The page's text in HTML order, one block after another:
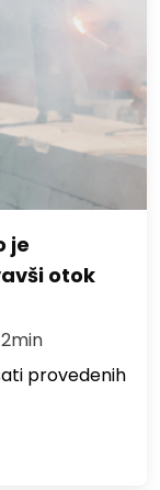
je
otok
provedenih